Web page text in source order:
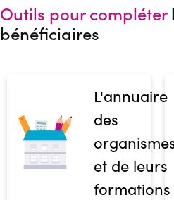
Outils pour compléter
bénéficiaires
L'annuaire
des
et de leurs
formations